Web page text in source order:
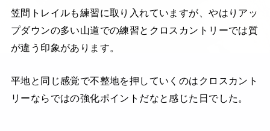
笠間トレイルも練習に取り入れていますが、やはりアッ
プダウンの多い山道での練習とクロスカントリーでは質
が違う印象があります。
平地と同じ感覚で不整地を押していくのはクロスカント
リーならではの強化ポイントだなと感じた日でした。